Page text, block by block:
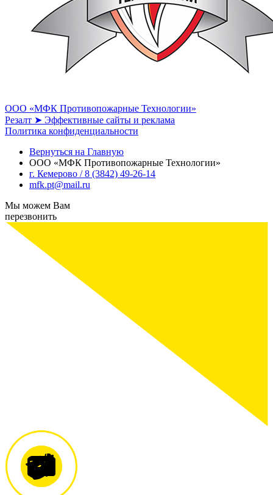
ООО «МФК Противопожарные Технологии»
Резалт ➤ Эффективные сайты и реклама
Политика конфиденциальности
Вернуться на Главную
ООО «МФК Противопожарные Технологии»
г. Кемерово / 8 (3842) 49-26-14
mfk.pt@mail.ru
Мы можем Вам
перезвонить